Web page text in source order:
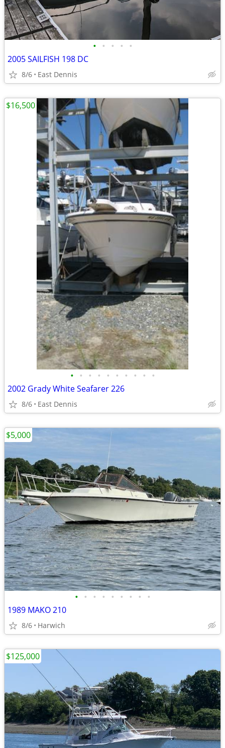
• • • • •
2005 SAILFISH 198 DC
8/6 East Dennis
• • • • • • • • • •
2002 Grady White Seafarer 226
8/6 East Dennis
$16,500
• • • • • • • • •
1989 MAKO 210
8/6 Harwich
$5,000
$125,000